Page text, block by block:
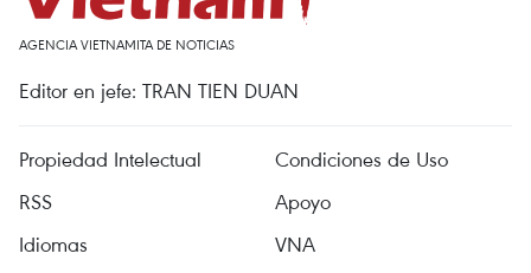
AGENCIA VIETNAMITA DE NOTICIAS
Editor en jefe: TRAN TIEN DUAN
Propiedad Intelectual
Condiciones de Uso
RSS
Apoyo
Idiomas
VNA